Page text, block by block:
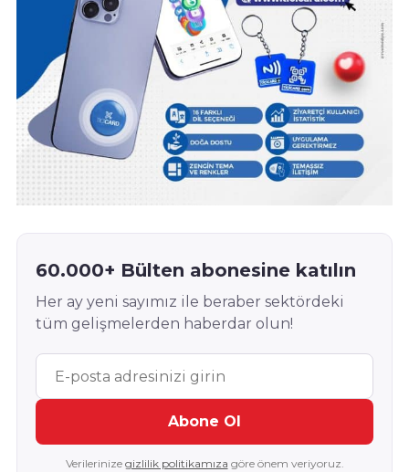
60.000+ Bülten abonesine katılın
Her ay yeni sayımız ile beraber sektördeki
tüm gelişmelerden haberdar olun!
Abone Ol
Verilerinize gizlilik politikamıza göre önem veriyoruz.